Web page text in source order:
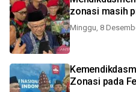
zonasi masih
Minggu, 8
Zonasi pada